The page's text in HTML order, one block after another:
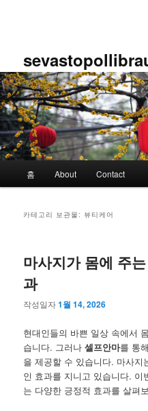
츠
로
뛰
어
넘
기
츠
로
뛰
어
넘
기
홈 About Contact
카테고리 보관물: 뷰티케어
마사지가 몸에 주
과
작성일자1월 14, 2026
현대인들의 바쁜 일상 속에서
습니다. 그러나셀프안마를 통
을 제공할 수 있습니다. 마사지
인 효과를 지니고 있습니다. 이
는 다양한 긍정적 효과를 살펴